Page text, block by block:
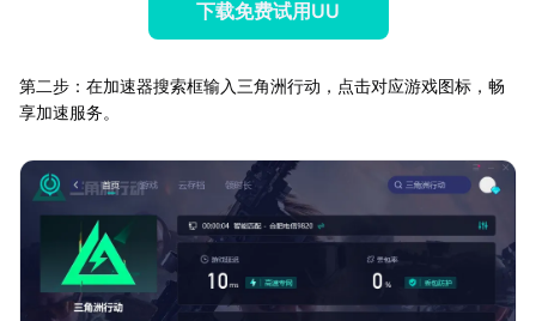
下载免费试用UU
第二步：在加速器搜索框输入三角洲行动，点击对应游戏图标，畅
享加速服务。